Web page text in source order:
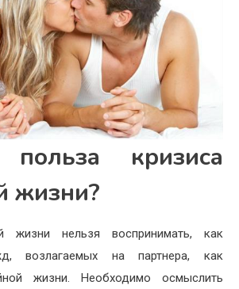
кризиса
жизни?
жизни нельзя воспринимать, как
возлагаемых на партнера, как
жизни. Необходимо осмыслить